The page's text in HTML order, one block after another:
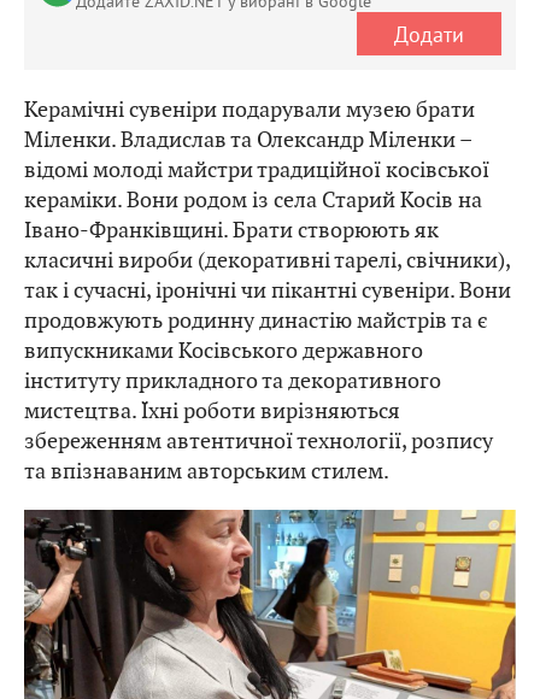
Додати
Керамічні сувеніри подарували музею брати
Міленки. Владислав та Олександр Міленки –
відомі молоді майстри традиційної косівської
кераміки. Вони родом із села Старий Косів на
Івано-Франківщині. Брати створюють як
класичні вироби (декоративні тарелі, свічники),
так і сучасні, іронічні чи пікантні сувеніри. Вони
продовжують родинну династію майстрів та є
випускниками Косівського державного
інституту прикладного та декоративного
мистецтва. Їхні роботи вирізняються
збереженням автентичної технології, розпису
та впізнаваним авторським стилем.